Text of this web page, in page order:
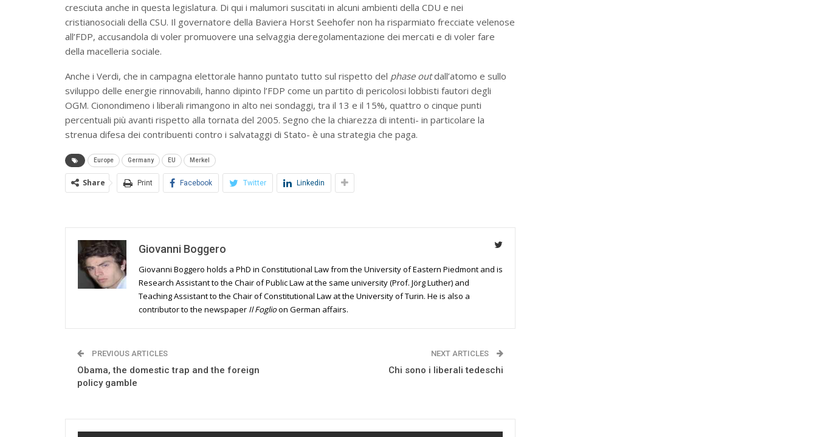
cresciuta anche in questa legislatura. Di qui i malumori suscitati in alcuni ambienti della CDU e nei
cristianosociali della CSU. Il governatore della Baviera Horst Seehofer non ha risparmiato frecciate velenose
all’FDP, accusandola di voler promuovere una selvaggia deregolamentazione dei mercati e di voler fare
della macelleria sociale.
Anche i Verdi, che in campagna elettorale hanno puntato tutto sul rispetto del phase outdall’atomo e sullo
sviluppo delle energie rinnovabili, hanno dipinto l’FDP come un partito di pericolosi lobbisti fautori degli
OGM. Cionondimeno i liberali rimangono in alto nei sondaggi, tra il 13 e il 15%, quattro o cinque punti
percentuali più avanti rispetto alla tornata del 2005. Segno che la chiarezza di intenti- in particolare la
strenua difesa dei contribuenti contro i salvataggi di Stato- è una strategia che paga.
Europe Germany EU Merkel
Share Print Facebook Twitter Linkedin
Giovanni Boggero
Giovanni Boggero holds a PhD in Constitutional Law from the University of Eastern Piedmont and is
Research Assistant to the Chair of Public Law at the same university (Prof. Jörg Luther) and
Teaching Assistant to the Chair of Constitutional Law at the University of Turin. He is also a
contributor to the newspaper Il Foglioon German affairs.
PREVIOUS ARTICLES
Obama, the domestic trap and the foreign
policy gamble
NEXT ARTICLES
Chi sono i liberali tedeschi